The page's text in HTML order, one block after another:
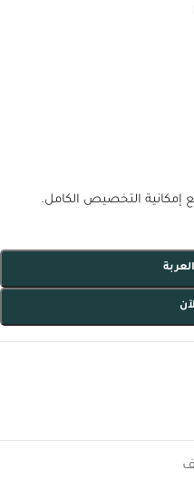
إمكانية التخصيص الكامل.